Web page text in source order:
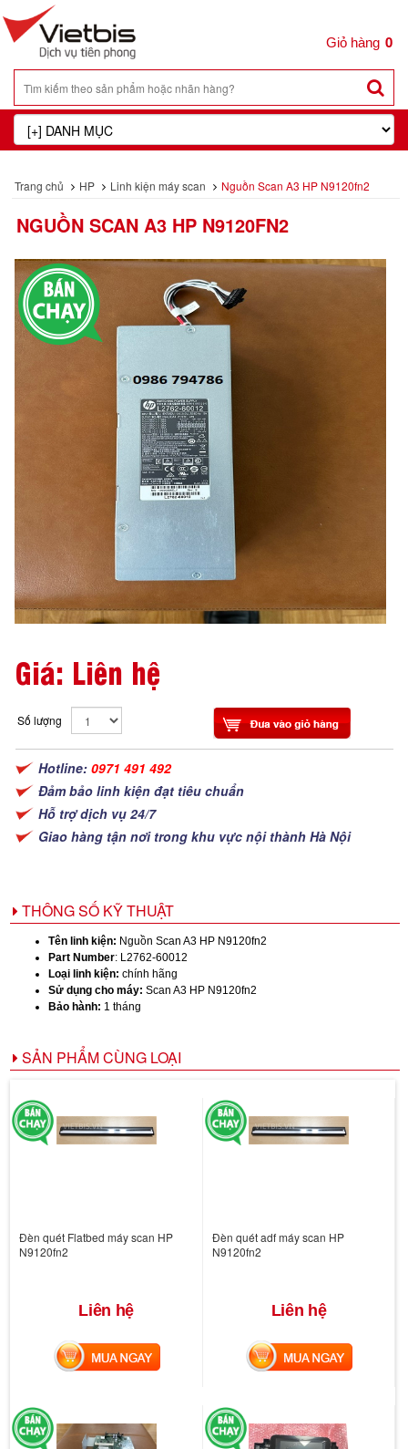
0
Trang chủ HP Linh kiện máy scan Nguồn Scan A3 HP N9120fn2
NGUỒN SCAN A3 HP N9120FN2
Giá: Liên hệ
Số lượng
Hotline: 0971 491 492
Đảm bảo linh kiện đạt tiêu chuẩn
Hỗ trợ dịch vụ 24/7
Giao hàng tận nơi trong khu vực nội thành Hà Nội
THÔNG SỐ KỸ THUẬT
Tên linh kiện: Nguồn Scan A3 HP N9120fn2
Part Number: L2762-60012
Loại linh kiện: chính hãng
Sử dụng cho máy: Scan A3 HP N9120fn2
Bảo hành: 1 tháng
SẢN PHẨM CÙNG LOẠI
Đèn quét Flatbed máy scan HP
N9120fn2
Liên hệ
MUA NGAY
Đèn quét adf máy scan HP
N9120fn2
Liên hệ
MUA NGAY